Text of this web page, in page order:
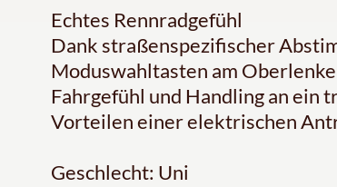
Echtes Rennradgefühl
Dank straßenspezifischer
Moduswahltasten am
Fahrgefühl und Handling an ein
Vorteilen einer elektrischen
Geschlecht: Uni